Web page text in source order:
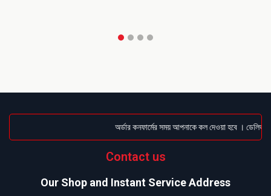
অর্ডার কনফার্মের সময় আপনাকে কল দেওয়া হবে ।
Contact us
Our Shop and Instant Service Address